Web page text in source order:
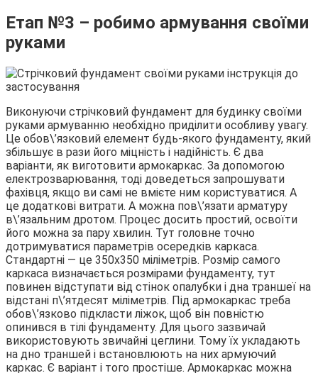
Етап №3 – робимо армування своїми
руками
Виконуючи стрічковий фундамент для будинку своїми
руками армуванню необхідно приділити особливу увагу.
Це обов\’язковий елемент будь-якого фундаменту, який
збільшує в рази його міцність і надійність. Є два
варіанти, як виготовити армокаркас. За допомогою
електрозварювання, тоді доведеться запрошувати
фахівця, якщо ви самі не вмієте ним користуватися. А
це додаткові витрати. А можна пов\’язати арматуру
в\’язальним дротом. Процес досить простий, освоїти
його можна за пару хвилин. Тут головне точно
дотримуватися параметрів осередків каркаса.
Стандартні — це 350х350 міліметрів. Розмір самого
каркаса визначається розмірами фундаменту, тут
повинен відступати від стінок опалубки і дна траншеї на
відстані п\’ятдесят міліметрів. Під армокаркас треба
обов\’язково підкласти ліжок, щоб він повністю
опинився в тілі фундаменту. Для цього зазвичай
використовують звичайні цеглини. Тому їх укладають
на дно траншей і встановлюють на них армуючий
каркас. Є варіант і того простіше. Армокаркас можна